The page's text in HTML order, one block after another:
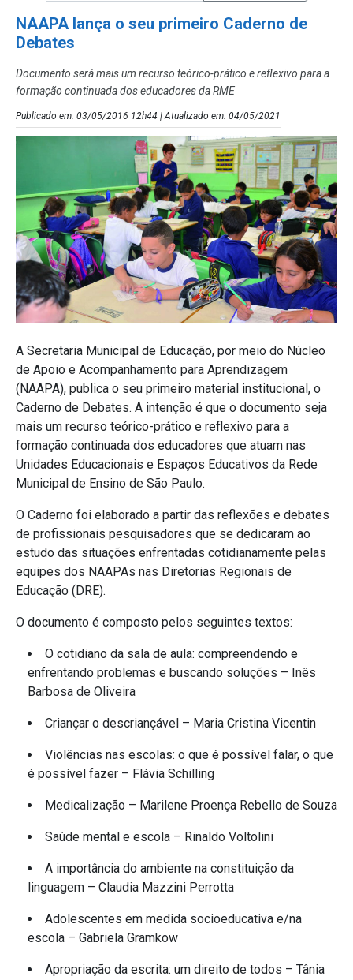
NAAPA lança o seu primeiro Caderno de
Debates
Documento será mais um recurso teórico-prático e reflexivo para a
formação continuada dos educadores da RME
Publicado em: 03/05/2016 12h44 | Atualizado em: 04/05/2021
A Secretaria Municipal de Educação, por meio do Núcleo
de Apoio e Acompanhamento para Aprendizagem
(NAAPA), publica o seu primeiro material institucional, o
Caderno de Debates. A intenção é que o documento seja
mais um recurso teórico-prático e reflexivo para a
formação continuada dos educadores que atuam nas
Unidades Educacionais e Espaços Educativos da Rede
Municipal de Ensino de São Paulo.
O Caderno foi elaborado a partir das reflexões e debates
de profissionais pesquisadores que se dedicaram ao
estudo das situações enfrentadas cotidianamente pelas
equipes dos NAAPAs nas Diretorias Regionais de
Educação (DRE).
O documento é composto pelos seguintes textos:
O cotidiano da sala de aula: compreendendo e
enfrentando problemas e buscando soluções – Inês
Barbosa de Oliveira
Criançar o descriançável – Maria Cristina Vicentin
Violências nas escolas: o que é possível falar, o que
é possível fazer – Flávia Schilling
Medicalização – Marilene Proença Rebello de Souza
Saúde mental e escola – Rinaldo Voltolini
A importância do ambiente na constituição da
linguagem – Claudia Mazzini Perrotta
Adolescentes em medida socioeducativa e/na
escola – Gabriela Gramkow
Apropriação da escrita: um direito de todos – Tânia